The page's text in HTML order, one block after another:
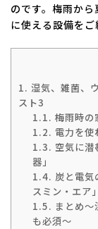
のです。梅雨か
に使える設備をご
1. 湿気、雑菌、
スト3
1.1. 梅雨時の
1.2. 電力を使
1.3. 空気に潜
器」
1.4. 炭と電気
スミン・エア」
1.5. まとめ
も必須～